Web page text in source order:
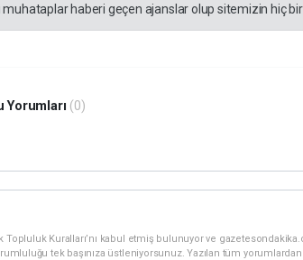
muhataplar haberi geçen ajanslar olup sitemizin hiç
Yorumları (0)
Topluluk Kuralları’nı kabul etmiş bulunuyor ve
tek başınıza üstleniyorsunuz. Yazılan tüm